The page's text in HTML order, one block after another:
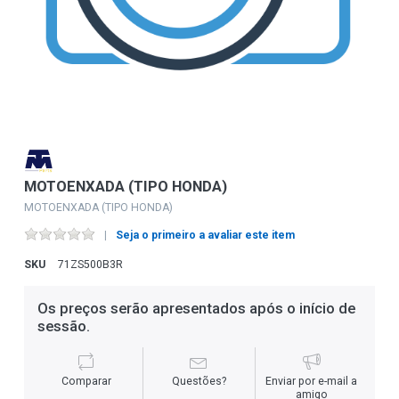
MOTOENXADA (TIPO HONDA)
MOTOENXADA (TIPO HONDA)
Seja o primeiro a avaliar este item
SKU 71ZS500B3R
Os preços serão apresentados após o início de
sessão.
Comparar Questões?
Enviar por e-mail a
amigo